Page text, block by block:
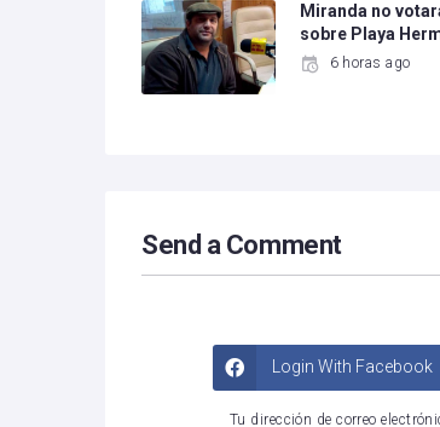
Miranda no
sobre Playa
6 horas ago
Send a Comment
Login With Facebook
Tu dirección de correo